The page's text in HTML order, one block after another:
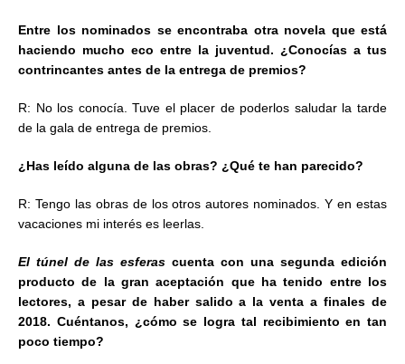
Entre los nominados se encontraba otra novela que está
haciendo mucho eco entre la juventud. ¿Conocías a tus
contrincantes antes de la entrega de premios?
R: No los conocía. Tuve el placer de poderlos saludar la tarde
de la gala de entrega de premios.
¿Has leído alguna de las obras? ¿Qué te han parecido?
R: Tengo las obras de los otros autores nominados. Y en estas
vacaciones mi interés es leerlas.
El túnel de las esferas cuenta con una segunda edición
producto de la gran aceptación que ha tenido entre los
lectores, a pesar de haber salido a la venta a finales de
2018. Cuéntanos, ¿cómo se logra tal recibimiento en tan
poco tiempo?